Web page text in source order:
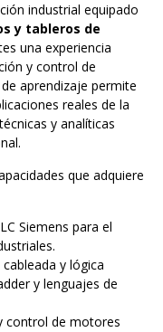
industrial equipado
y tableros de
una experiencia
y control de
aprendizaje permite
reales de la
y analíticas
que adquiere
Siemens para el
y lógica
y lenguajes de
control de motores